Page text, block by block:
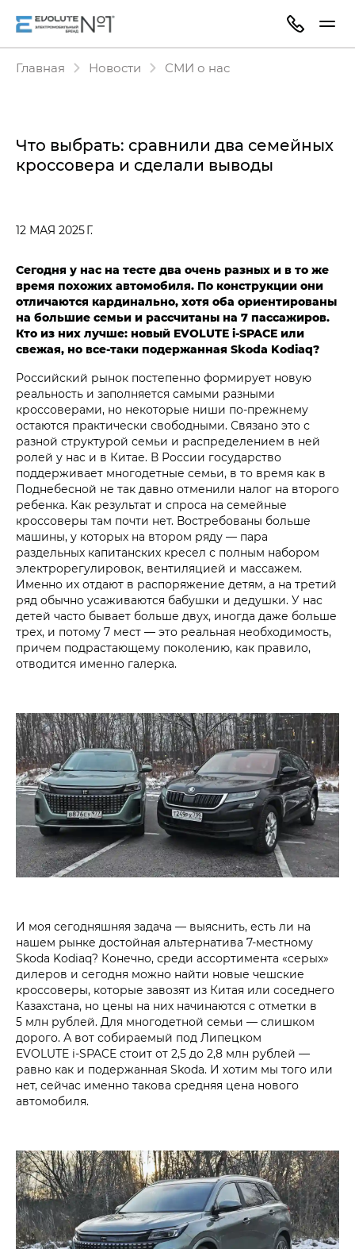
Главная Новости СМИ о нас
Что выбрать: сравнили два семейных
кроссовера и сделали выводы
12 МАЯ 2025 Г.
Сегодня у нас на тесте два очень разных и в то же
время похожих автомобиля. По конструкции они
отличаются кардинально, хотя оба ориентированы
на большие семьи и рассчитаны на 7 пассажиров.
Кто из них лучше: новый EVOLUTE i‑SPACE или
свежая, но все-таки подержанная Skoda Kodiaq?
Российский рынок постепенно формирует новую
реальность и заполняется самыми разными
кроссоверами, но некоторые ниши по-прежнему
остаются практически свободными. Связано это с
разной структурой семьи и распределением в ней
ролей у нас и в Китае. В России государство
поддерживает многодетные семьи, в то время как в
Поднебесной не так давно отменили налог на второго
ребенка. Как результат и спроса на семейные
кроссоверы там почти нет. Востребованы больше
машины, у которых на втором ряду — пара
раздельных капитанских кресел с полным набором
электрорегулировок, вентиляцией и массажем.
Именно их отдают в распоряжение детям, а на третий
ряд обычно усаживаются бабушки и дедушки. У нас
детей часто бывает больше двух, иногда даже больше
трех, и потому 7 мест — это реальная необходимость,
причем подрастающему поколению, как правило,
отводится именно галерка.
И моя сегодняшняя задача — выяснить, есть ли на
нашем рынке достойная альтернатива 7‑местному
Skoda Kodiaq? Конечно, среди ассортимента «серых»
дилеров и сегодня можно найти новые чешские
кроссоверы, которые завозят из Китая или соседнего
Казахстана, но цены на них начинаются с отметки в
5 млн рублей. Для многодетной семьи — слишком
дорого. А вот собираемый под Липецком
EVOLUTE i‑SPACE стоит от 2,5 до 2,8 млн рублей —
равно как и подержанная Skoda. И хотим мы того или
нет, сейчас именно такова средняя цена нового
автомобиля.